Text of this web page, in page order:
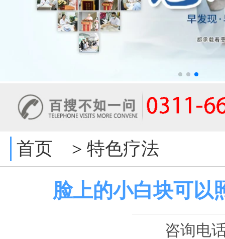
首页 > 特色疗法
脸上的小白块可以
咨询电